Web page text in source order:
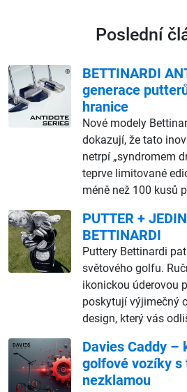
Poslední
BETTINARDI
generace
hranice
Nové modely
dokazují, že tato
netrpí „syndromem
teprve limitované
méně než 100 kusů
PUTTER +
BETTINARDI
Puttery Bettinardi
světového golfu.
ikonickou úderovou
poskytují výjimečný
design, který vás
Davies Caddy –
golfové vozíky
nezklamou